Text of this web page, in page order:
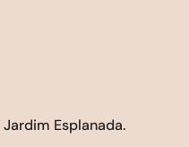
Esplanada.